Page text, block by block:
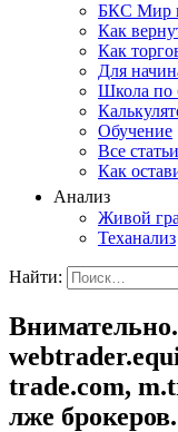
БКС Мир
Как
Как
Для
Школа по
Обучение
Все статьи
Как
Анализ
Живой
Теханализ
Найти:
Внимательно.
trade.com,
лже